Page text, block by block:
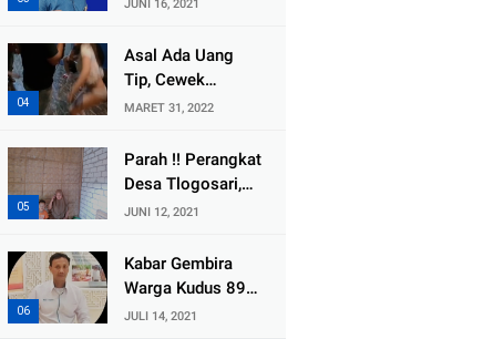
Diembat, ,
Perangkat Desa
Selewengkan
Bantuan Mushola
JUNI 16, 2021
Asal Ada Uang
Tip, Cewek
Pemandu Karaoke
Bersedia Bugil
MARET 31, 2022
Parah !! Perangkat
Desa Tlogosari,
Kecamatan
Embat Dana Bedah
Rumah dari
JUNI 12, 2021
Kabar Gembira
Warga Kudus 89
Persen RT di
JULI 14, 2021